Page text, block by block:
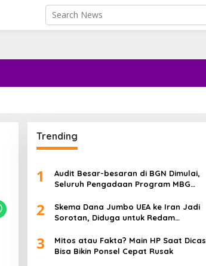
Trending
1
Audit Besar-besaran di BGN Dimulai,
Seluruh Pengadaan Program MBG
2
Skema Dana Jumbo UEA ke Iran Jadi
Sorotan, Diduga untuk Redam
3
Mitos atau Fakta? Main HP Saat Dicas
Bisa Bikin Ponsel Cepat Rusak